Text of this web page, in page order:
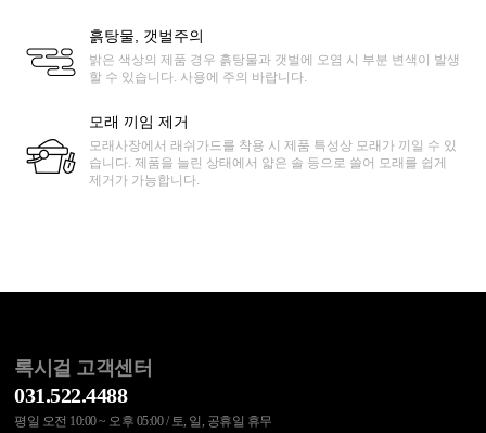
흙탕물, 갯벌주의
밝은 색상의 제품 경우 흙탕물과 갯벌에 오염 시 부분 변색이 발생
할 수 있습니다. 사용에 주의 바랍니다.
모래 끼임 제거
모래사장에서 래쉬가드를 착용 시 제품 특성상 모래가 끼일 수 있
습니다. 제품을 늘린 상태에서 얇은 솔 등으로 쓸어 모래를 쉽게
제거가 가능합니다.
록시걸 고객센터
031.522.4488
평일 오전 10:00 ~ 오후 05:00 / 토, 일, 공휴일 휴무